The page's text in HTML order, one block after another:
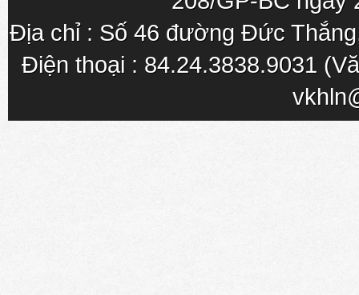
Địa chỉ : Số 46 đường Đức
Điện thoại : 84.24.3838.9031